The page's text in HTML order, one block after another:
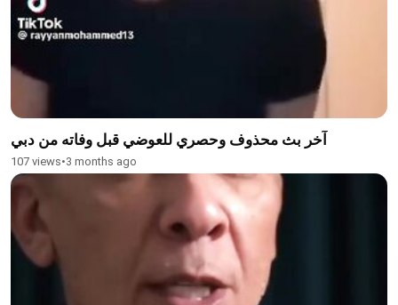
آخر بث محذوف وحصري للعوضي قبل وفاته من دبي
107 views•3 months ago